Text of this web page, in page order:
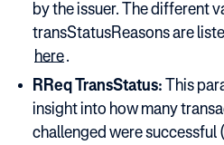
by the issuer. The different
transStatusReasons are
here
RReq TransStatus: This
insight into how many
challenged were successful